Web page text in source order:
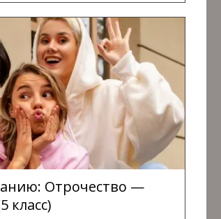
Отрочество —
класс)